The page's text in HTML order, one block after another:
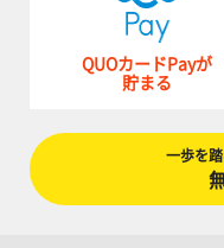
QUOカードPayが
貯まる
一歩を